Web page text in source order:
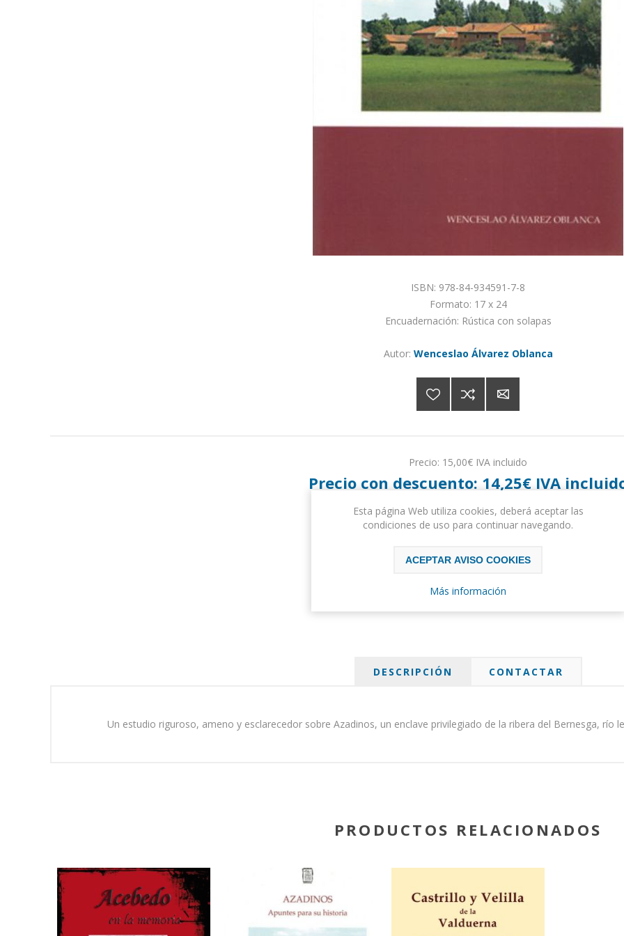
ISBN: 978-84-934591-7-8
Formato: 17 x 24
Encuadernación: Rústica con solapas
Autor: Wenceslao Álvarez Oblanca
Precio: 15,00€ IVA incluido
Precio con descuento: 14,25€ IVA
COMPRAR
Please select the address you want to ship to
DESCRIPCIÓN CONTACTAR
Un estudio riguroso, ameno y esclarecedor sobre Azadinos, un enclave privilegiado de la ribera del Bernesga, río
PRODUCTOS RELACIONADOS
Esta página Web utiliza cookies, deberá aceptar las
condiciones de uso para continuar navegando.
ACEPTAR AVISO COOKIES
Más información